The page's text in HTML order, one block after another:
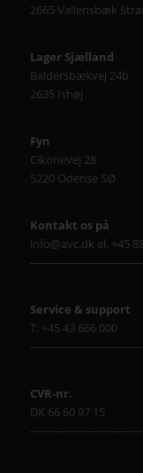
2665 Vallensbæk
Lager Sjælland
Baldersbækvej 24b
2635 Ishøj
Fyn
Cikorievej 28
5220 Odense SØ
Kontakt os på
info@avc.dk el. +45
Service & support
T: +45 43 666 000
CVR-nr.
DK 66 60 97 15